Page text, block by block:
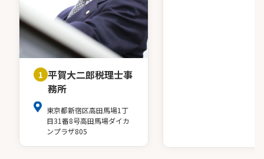
1 平賀大二郎税理士事
務所
東京都新宿区高田馬場1丁
目31番8号高田馬場ダイカ
ンプラザ805